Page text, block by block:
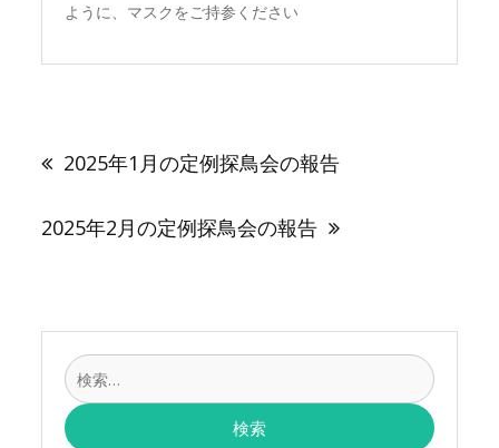
ように、マスクをご持参ください
ナ
ゲ
ン
2025年1月の定例探鳥会の報告
2025年2月の定例探鳥会の報告
検
索: